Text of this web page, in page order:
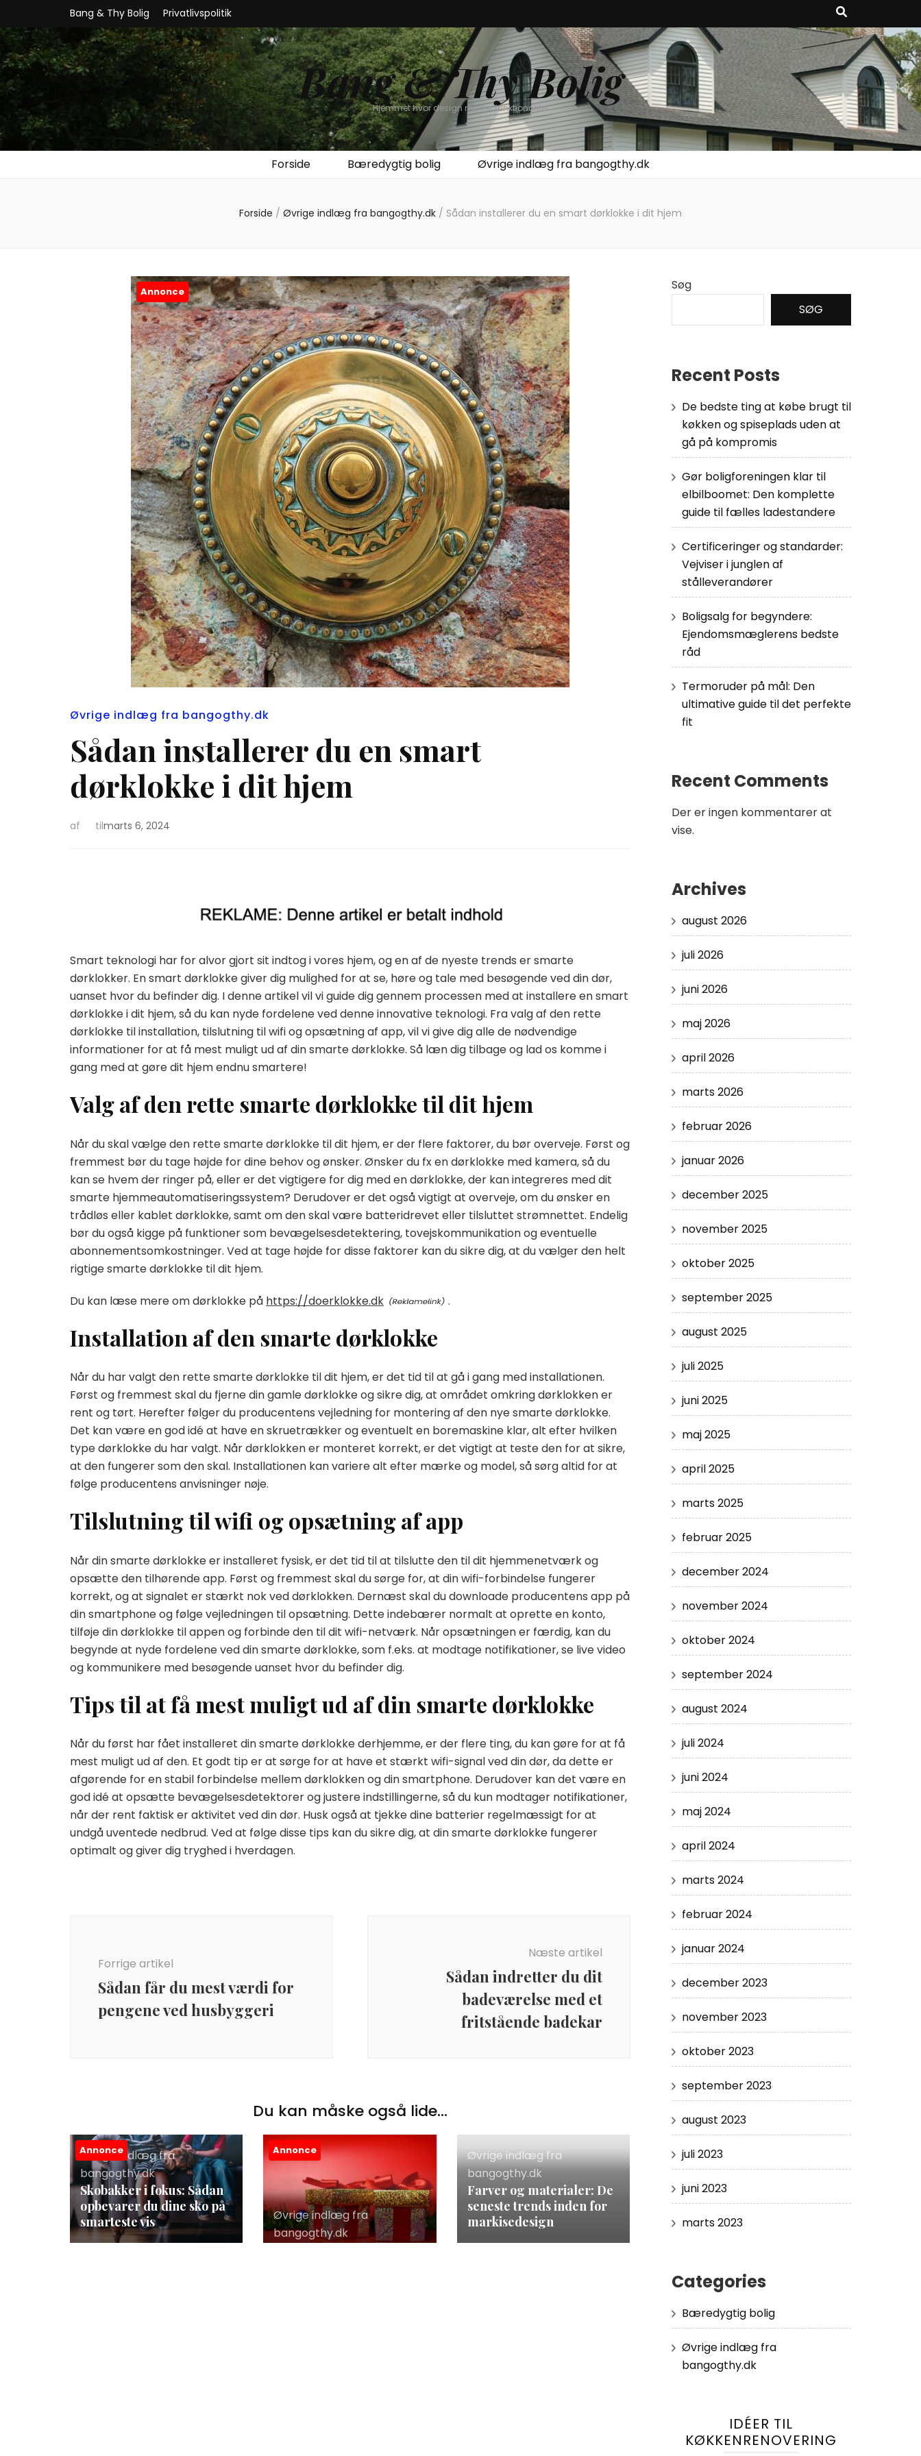
Bang & Thy Bolig Privatlivspolitik
Bang & Thy Bolig
Hjemmet hvor design møder funktionalitet
Forside Bæredygtig bolig Øvrige indlæg fra bangogthy.dk
Forside / Øvrige indlæg fra bangogthy.dk / Sådan installerer du en smart dørklokke i dit hjem
Annonce
Øvrige indlæg fra bangogthy.dk
Sådan installerer du en smart
dørklokke i dit hjem
af tilmarts 6, 2024
Smart teknologi har for alvor gjort sit indtog i vores hjem, og en af de nyeste trends er smarte
dørklokker. En smart dørklokke giver dig mulighed for at se, høre og tale med besøgende ved din dør,
uanset hvor du befinder dig. I denne artikel vil vi guide dig gennem processen med at installere en smart
dørklokke i dit hjem, så du kan nyde fordelene ved denne innovative teknologi. Fra valg af den rette
dørklokke til installation, tilslutning til wifi og opsætning af app, vil vi give dig alle de nødvendige
informationer for at få mest muligt ud af din smarte dørklokke. Så læn dig tilbage og lad os komme i
gang med at gøre dit hjem endnu smartere!
Valg af den rette smarte dørklokke til dit hjem
Når du skal vælge den rette smarte dørklokke til dit hjem, er der flere faktorer, du bør overveje. Først og
fremmest bør du tage højde for dine behov og ønsker. Ønsker du fx en dørklokke med kamera, så du
kan se hvem der ringer på, eller er det vigtigere for dig med en dørklokke, der kan integreres med dit
smarte hjemmeautomatiseringssystem? Derudover er det også vigtigt at overveje, om du ønsker en
trådløs eller kablet dørklokke, samt om den skal være batteridrevet eller tilsluttet strømnettet. Endelig
bør du også kigge på funktioner som bevægelsesdetektering, tovejskommunikation og eventuelle
abonnementsomkostninger. Ved at tage højde for disse faktorer kan du sikre dig, at du vælger den helt
rigtige smarte dørklokke til dit hjem.
Du kan læse mere om dørklokke på https://doerklokke.dk .
Installation af den smarte dørklokke
Når du har valgt den rette smarte dørklokke til dit hjem, er det tid til at gå i gang med installationen.
Først og fremmest skal du fjerne din gamle dørklokke og sikre dig, at området omkring dørklokken er
rent og tørt. Herefter følger du producentens vejledning for montering af den nye smarte dørklokke.
Det kan være en god idé at have en skruetrækker og eventuelt en boremaskine klar, alt efter hvilken
type dørklokke du har valgt. Når dørklokken er monteret korrekt, er det vigtigt at teste den for at sikre,
at den fungerer som den skal. Installationen kan variere alt efter mærke og model, så sørg altid for at
følge producentens anvisninger nøje.
Tilslutning til wifi og opsætning af app
Når din smarte dørklokke er installeret fysisk, er det tid til at tilslutte den til dit hjemmenetværk og
opsætte den tilhørende app. Først og fremmest skal du sørge for, at din wifi-forbindelse fungerer
korrekt, og at signalet er stærkt nok ved dørklokken. Dernæst skal du downloade producentens app på
din smartphone og følge vejledningen til opsætning. Dette indebærer normalt at oprette en konto,
tilføje din dørklokke til appen og forbinde den til dit wifi-netværk. Når opsætningen er færdig, kan du
begynde at nyde fordelene ved din smarte dørklokke, som f.eks. at modtage notifikationer, se live video
og kommunikere med besøgende uanset hvor du befinder dig.
Tips til at få mest muligt ud af din smarte dørklokke
Når du først har fået installeret din smarte dørklokke derhjemme, er der flere ting, du kan gøre for at få
mest muligt ud af den. Et godt tip er at sørge for at have et stærkt wifi-signal ved din dør, da dette er
afgørende for en stabil forbindelse mellem dørklokken og din smartphone. Derudover kan det være en
god idé at opsætte bevægelsesdetektorer og justere indstillingerne, så du kun modtager notifikationer,
når der rent faktisk er aktivitet ved din dør. Husk også at tjekke dine batterier regelmæssigt for at
undgå uventede nedbrud. Ved at følge disse tips kan du sikre dig, at din smarte dørklokke fungerer
optimalt og giver dig tryghed i hverdagen.
Forrige artikel
Sådan får du mest værdi for
pengene ved husbyggeri
Næste artikel
Sådan indretter du dit
badeværelse med et
fritstående badekar
Du kan måske også lide...
Annonce
Øvrige indlæg fra
bangogthy.dk
Skobakker i fokus: Sådan
opbevarer du dine sko på
smarteste vis
Annonce
Øvrige indlæg fra
bangogthy.dk
Øvrige indlæg fra
bangogthy.dk
Farver og materialer: De
seneste trends inden for
markisedesign
Søg
SØG
Recent Posts
De bedste ting at købe brugt til
køkken og spiseplads uden at
gå på kompromis
Gør boligforeningen klar til
elbilboomet: Den komplette
guide til fælles ladestandere
Certificeringer og standarder:
Vejviser i junglen af
stålleverandører
Boligsalg for begyndere:
Ejendomsmæglerens bedste
råd
Termoruder på mål: Den
ultimative guide til det perfekte
fit
Recent Comments
Der er ingen kommentarer at
vise.
Archives
august 2026
juli 2026
juni 2026
maj 2026
april 2026
marts 2026
februar 2026
januar 2026
december 2025
november 2025
oktober 2025
september 2025
august 2025
juli 2025
juni 2025
maj 2025
april 2025
marts 2025
februar 2025
december 2024
november 2024
oktober 2024
september 2024
august 2024
juli 2024
juni 2024
maj 2024
april 2024
marts 2024
februar 2024
januar 2024
december 2023
november 2023
oktober 2023
september 2023
august 2023
juli 2023
juni 2023
marts 2023
Categories
Bæredygtig bolig
Øvrige indlæg fra
bangogthy.dk
IDÉER TIL
KØKKENRENOVERING